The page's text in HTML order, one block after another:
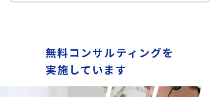
無料コンサルティングを
実施しています